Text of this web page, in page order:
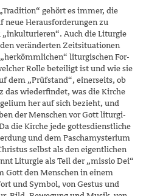
gehört es immer, die
neue Herausforderungen zu
Auch die Liturgie
veränderten Zeit­situationen
liturgischen For­
Rolle beteiligt ist und wie sie
dem „Prüfstand“, einerseits, ob
das wiederfindet, was die Kirche
her auf sich bezieht, und
der Menschen vor Gott liturgi­
die Kirche jede gottesdienstliche
und dem Paschamysterium
selbst als den eigentlichen
Liturgie als Teil der „missio Dei“
Gott den Menschen in einem
und Symbol, von Gestus und